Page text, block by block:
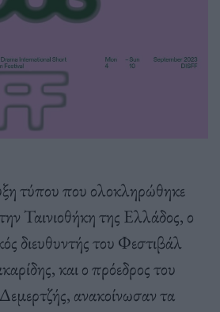
τύπου που ολοκληρώθηκε
Ταινιοθήκη της Ελλάδος, ο
διευθυντής του Φεστιβάλ
και ο πρόεδρος του
ανακοίνωσαν τα